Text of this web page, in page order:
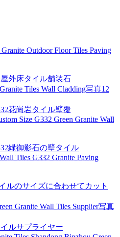
外床タイル舗装石
写真12
花崗岩タイル壁覆
緑御影石の壁タイル
ルのサイズに合わせてカット
写真
ルサプライヤー